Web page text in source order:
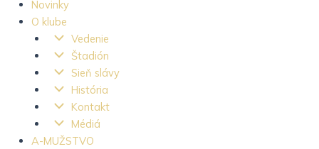
Novinky
O klube
Vedenie
Štadión
Sieň slávy
História
Kontakt
Médiá
A-MUŽSTVO